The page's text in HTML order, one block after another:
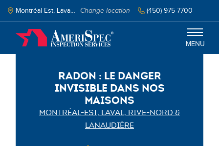
main
Montréal-Est, Laval, Rive-Nord & Lanaudière, QC Change location ‭(450) 975-7700‬
MENU
Montréal-Est, Laval, Rive-Nord &
Lanaudière
Services
Radon : le danger
invisible dans nos
maisons
MONTRÉAL-EST, LAVAL, RIVE-NORD &
LANAUDIÈRE